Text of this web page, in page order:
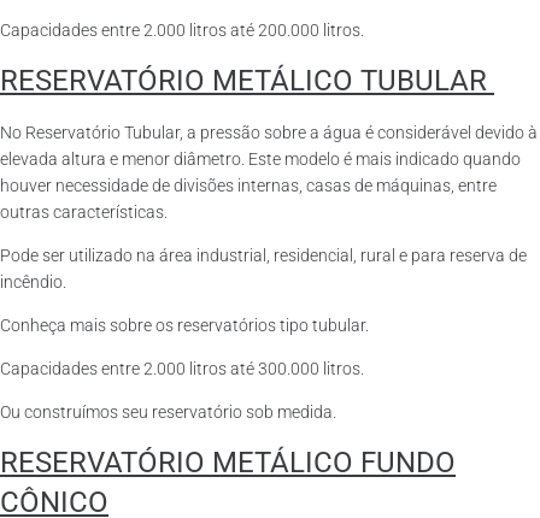
Capacidades entre 2.000 litros até 200.000 litros.
RESERVATÓRIO METÁLICO TUBULAR
No Reservatório Tubular, a pressão sobre a água é considerável devido à
elevada altura e menor diâmetro. Este modelo é mais indicado quando
houver necessidade de divisões internas, casas de máquinas, entre
outras características.
Pode ser utilizado na área industrial, residencial, rural e para reserva de
incêndio.
Conheça mais sobre os reservatórios tipo tubular.
Capacidades entre 2.000 litros até 300.000 litros.
Ou construímos seu reservatório sob medida.
RESERVATÓRIO METÁLICO FUNDO
CÔNICO